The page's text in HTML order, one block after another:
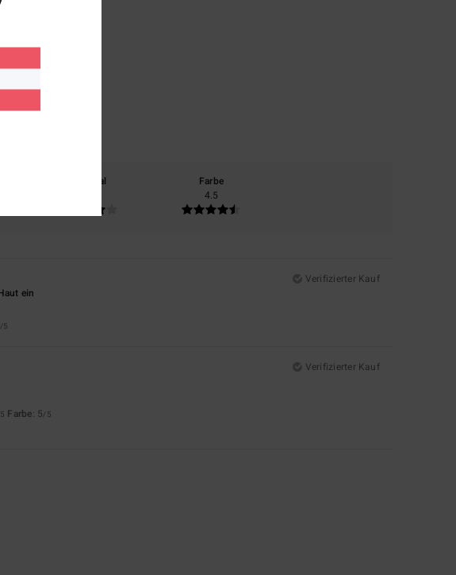
Material
Farbe
4.5
Verifizierter Kauf
ein
/5
Verifizierter Kauf
Farbe: 5/5